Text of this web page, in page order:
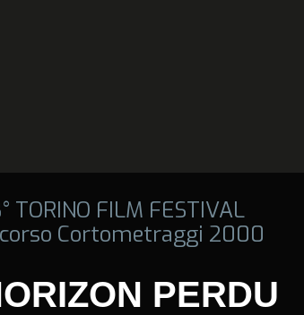
TORINO FILM FESTIVAL
Cortometraggi 2000
PERDU